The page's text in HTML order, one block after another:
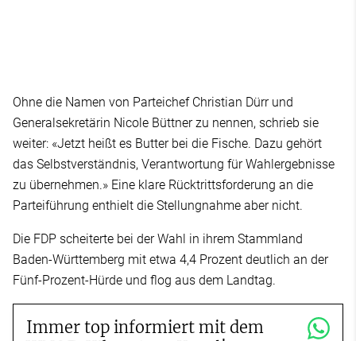
Ohne die Namen von Parteichef Christian Dürr und
Generalsekretärin Nicole Büttner zu nennen, schrieb sie
weiter: «Jetzt heißt es Butter bei die Fische. Dazu gehört
das Selbstverständnis, Verantwortung für Wahlergebnisse
zu übernehmen.» Eine klare Rücktrittsforderung an die
Parteiführung enthielt die Stellungnahme aber nicht.
Die FDP scheiterte bei der Wahl in ihrem Stammland
Baden-Württemberg mit etwa 4,4 Prozent deutlich an der
Fünf-Prozent-Hürde und flog aus dem Landtag.
Immer top informiert mit dem